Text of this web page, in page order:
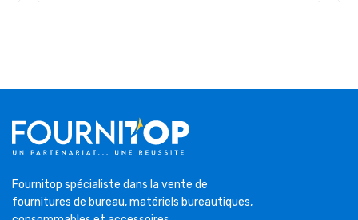
Fournitop spécialiste dans la vente de
fournitures de bureau, matériels bureautiques,